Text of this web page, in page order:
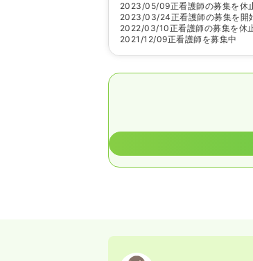
2023/05/09正看護師の募集を休
2023/03/24正看護師の募集を開
2022/03/10正看護師の募集を休
2021/12/09正看護師を募集中